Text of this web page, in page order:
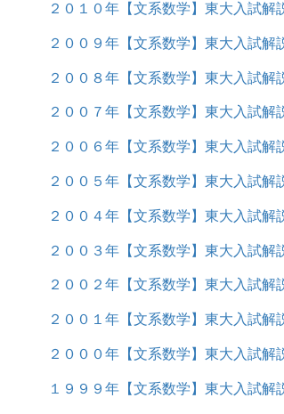
２０１０年【文系数学】東大入試解
２００９年【文系数学】東大入試解
２００８年【文系数学】東大入試解
２００７年【文系数学】東大入試解
２００６年【文系数学】東大入試解
２００５年【文系数学】東大入試解
２００４年【文系数学】東大入試解
２００３年【文系数学】東大入試解
２００２年【文系数学】東大入試解
２００１年【文系数学】東大入試解
２０００年【文系数学】東大入試解
１９９９年【文系数学】東大入試解